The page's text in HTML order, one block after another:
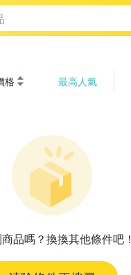
格 最高人氣
品嗎？換換其他條件吧！